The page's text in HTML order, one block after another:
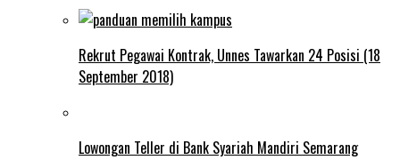
Rekrut Pegawai Kontrak, Unnes Tawarkan 24 Posisi (18
September 2018)
Lowongan Teller di Bank Syariah Mandiri Semarang